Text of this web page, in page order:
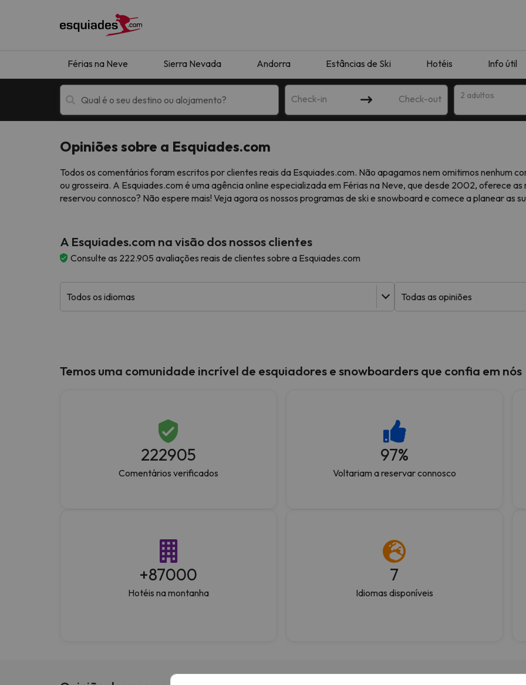
Férias na Neve Sierra Nevada Andorra Estâncias de Ski Hotéis Info útil
Check-in Check-out 2 adultos
Férias na neve Hotéis de montanha
Oops, não encontramos nenhum resultado que corresponda à sua pesquisa. Tente modificar o destino.
Bem, parece que o nosso Seeker perdeu o seu caminho. Assim que encontrar a sua bússola, estará de volta.
Opiniões sobre a Esquiades.com
Todos os comentários foram escritos por clientes reais da Esquiades.com. Não apagamos nem omitimos nenhum
ou grosseira. A Esquiades.com é uma agência online especializada em Férias na Neve, que desde 2002, oferece
reservou connosco? Não espere mais! Veja agora os nossos programas de ski e snowboard e comece a planear as
A Esquiades.com na visão dos nossos clientes
Consulte as 222.905 avaliações reais de clientes sobre a Esquiades.com
Temos uma comunidade incrível de esquiadores e snowboarders que confia em nós
222905
Comentários verificados
97%
Voltariam a reservar connosco
+87000
Hotéis na montanha
7
Idiomas disponíveis